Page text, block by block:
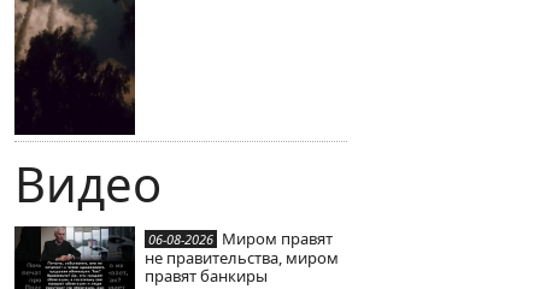
Видео
06-08-2026 Миром правят
не правительства, миром
правят банкиры